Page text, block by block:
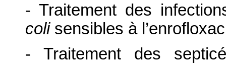
- Traitement des
colisensibles à
- Traitement des